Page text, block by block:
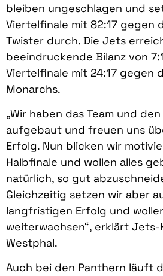
bleiben ungeschlagen und
Viertelfinale mit 82:17 gegen
Twister durch. Die Jets
beeindruckende Bilanz von
Viertelfinale mit 24:17 gegen
Monarchs.
„Wir haben das Team und
aufgebaut und freuen uns
Erfolg. Nun blicken wir
Halbfinale und wollen alles
natürlich, so gut
Gleichzeitig setzen wir aber
langfristigen Erfolg und
weiterwachsen“, erklärt
Westphal.
Auch bei den Panthern läuft